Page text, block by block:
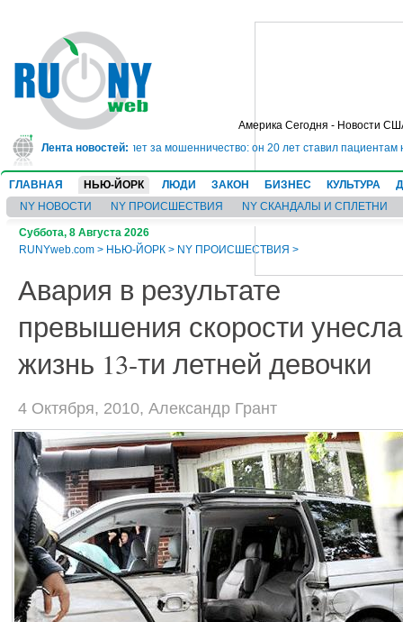
Америка Сегодня - Новости
Лента новостей:
сядет в тюрьму на 10 лет за мошенничество: он 20 лет ставил пациентам
ГЛАВНАЯ НЬЮ-ЙОРК ЛЮДИ ЗАКОН БИЗНЕС КУЛЬТУРА
NY НОВОСТИ
NY ПРОИСШЕСТВИЯ NY СКАНДАЛЫ И СПЛЕТНИ
Суббота, 8 Августа 2026
RUNYweb.com > НЬЮ-ЙОРК > NY ПРОИСШЕСТВИЯ >
Авария в результате
превышения скорости унесла
жизнь 13-ти летней девочки
4 Октября, 2010, Александр Грант